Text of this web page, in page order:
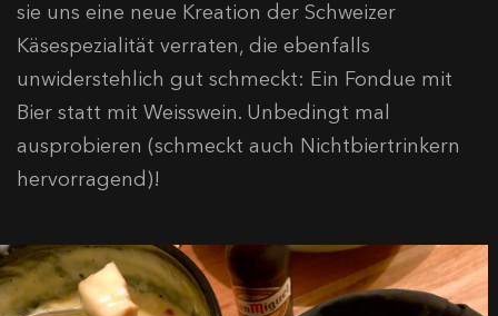
sie uns eine neue Kreation der Schweizer
Käsespezialität verraten, die ebenfalls
unwiderstehlich gut schmeckt: Ein Fondue mit
Bier statt mit Weisswein. Unbedingt mal
ausprobieren (schmeckt auch Nichtbiertrinkern
hervorragend)!